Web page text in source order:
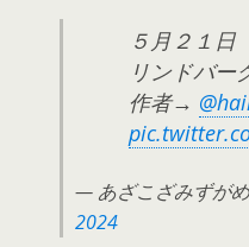
５月２１日
リンドバー
作者→
— あざこざみずが
2024